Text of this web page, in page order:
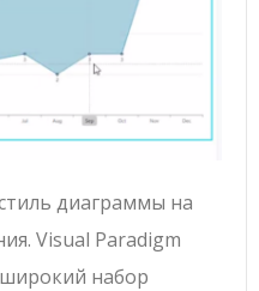
диаграммы на
Visual Paradigm
набор